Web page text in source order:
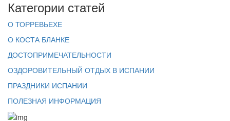
Категории статей
О ТОРРЕВЬЕХЕ
О КОСТА БЛАНКЕ
ДОСТОПРИМЕЧАТЕЛЬНОСТИ
ОЗДОРОВИТЕЛЬНЫЙ ОТДЫХ В ИСПАНИИ
ПРАЗДНИКИ ИСПАНИИ
ПОЛЕЗНАЯ ИНФОРМАЦИЯ